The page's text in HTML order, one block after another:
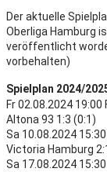
Der aktuelle
Oberliga Hamburg
veröffentlicht
vorbehalten)
Spielplan 2024/
Fr 02.08.2024 19:00
Altona 93 1:3 (0:1)
Sa 10.08.2024
Victoria Hamburg
Sa 17.08.2024